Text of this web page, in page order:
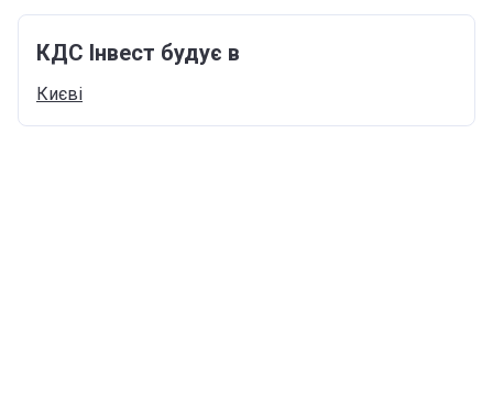
КДС Інвест будує в
Києві